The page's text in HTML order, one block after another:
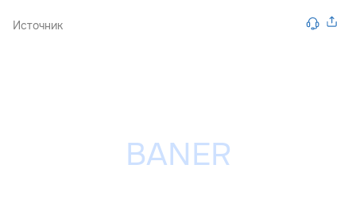
Источник